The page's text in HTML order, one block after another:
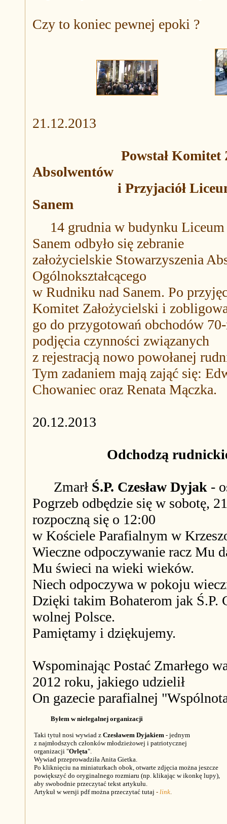
Czy to koniec pewnej epoki ?
21.12.2013
Powstał Komitet
Absolwentów
i Przyjaciół Liceum
Sanem
14 grudnia w budynku Liceum
Sanem odbyło się zebranie
założycielskie Stowarzyszenia
Ogólnokształcącego
w Rudniku nad Sanem. Po
Komitet Założycielski i
go do przygotowań obchodów
podjęcia czynności związanych
z rejestracją nowo powołanej
Tym zadaniem mają zająć się:
Chowaniec oraz Renata Mączka.
20.12.2013
Odchodzą
Zmarł Ś.P. Czesław Dyjak -
Pogrzeb odbędzie się w sobotę,
rozpoczną się o 12:00
w Kościele Parafialnym w
Wieczne odpoczywanie racz Mu
Mu świeci na wieki wieków.
Niech odpoczywa w pokoju
Dzięki takim Bohaterom jak Ś.P.
wolnej Polsce.
Pamiętamy i dziękujemy.
Wspominając Postać Zmarłego
2012 roku, jakiego udzielił
On gazecie parafialnej
Byłem w nielegalnej organizacji
Taki tytuł nosi wywiad z Czesławem Dyjakiem - jednym
z najmłodszych członków młodzieżowej i patriotycznej
organizacji "Orlęta".
Wywiad przeprowadziła Anita Gietka.
Po kliknięciu na miniaturkach obok, otwarte zdjęcia można jeszcze
powiększyć do oryginalnego rozmiaru (np. klikając w ikonkę lupy),
aby swobodnie przeczytać tekst artykułu.
Artykuł w wersji pdf można przeczytać tutaj - link